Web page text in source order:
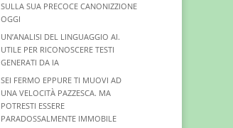
SULLA SUA PRECOCE CANONIZZIONE
OGGI
UN’ANALISI DEL LINGUAGGIO AI.
UTILE PER RICONOSCERE TESTI
GENERATI DA IA
SEI FERMO EPPURE TI MUOVI AD
UNA VELOCITÀ PAZZESCA. MA
POTRESTI ESSERE
PARADOSSALMENTE IMMOBILE